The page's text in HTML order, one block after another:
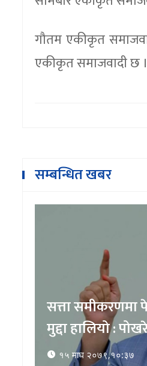
गौतम एकीकृत
एकीकृत समाजवादी छ ।
सम्बन्धित खबर
सत्ता समीकरणमा
मुद्दा हालियो :
१५ माघ २०७९,१०:३७